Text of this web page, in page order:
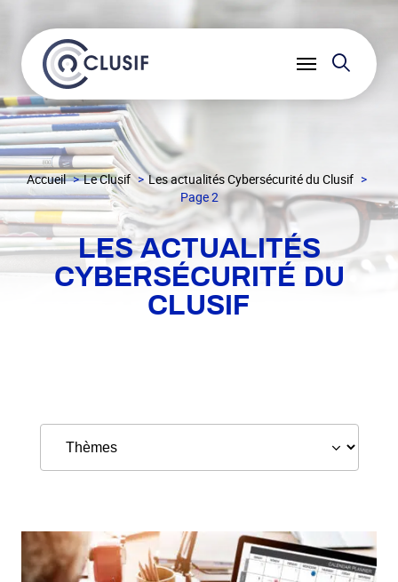
Ouvrir
Accueil Le Clusif
Les actualités Cybersécurité du Clusif
Page 2
LES ACTUALITÉS
CYBERSÉCURITÉ DU
CLUSIF